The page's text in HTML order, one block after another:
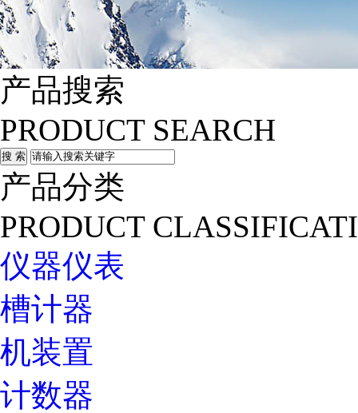
产品搜索
PRODUCT SEARCH
产品分类
PRODUCT
仪器仪表
槽计器
机装置
计数器